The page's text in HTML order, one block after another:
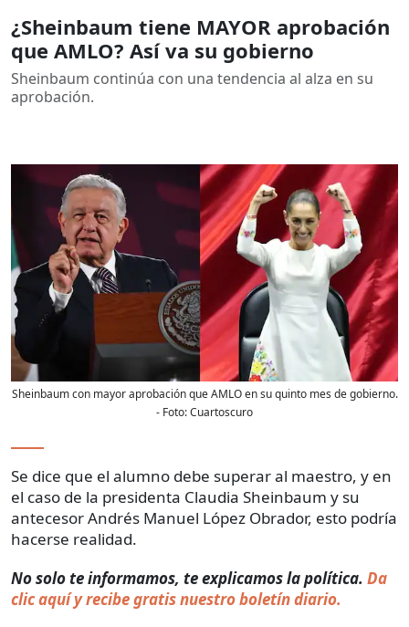
¿Sheinbaum tiene MAYOR aprobación
que AMLO? Así va su gobierno
Sheinbaum continúa con una tendencia al alza en su
aprobación.
Sheinbaum con mayor aprobación que AMLO en su quinto mes de gobierno.
- Foto:Cuartoscuro
Se dice que el alumno debe superar al maestro, y en
el caso de la presidenta Claudia Sheinbaum y su
antecesor Andrés Manuel López Obrador, esto podría
hacerse realidad.
No solo te informamos, te explicamos la política. Da
clic aquí y recibe gratis nuestro boletín diario.